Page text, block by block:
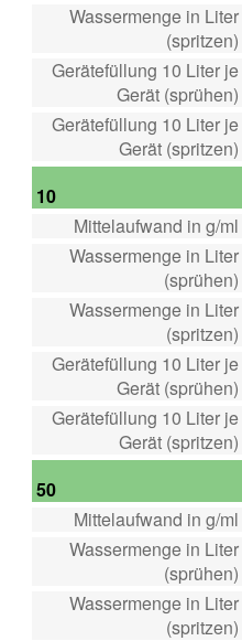
Wassermenge in Liter
(spritzen)
Gerätefüllung 10 Liter je
Gerät (sprühen)
Gerätefüllung 10 Liter je
Gerät (spritzen)
10
Mittelaufwand in g/ml
Wassermenge in Liter
(sprühen)
Wassermenge in Liter
(spritzen)
Gerätefüllung 10 Liter je
Gerät (sprühen)
Gerätefüllung 10 Liter je
Gerät (spritzen)
50
Mittelaufwand in g/ml
Wassermenge in Liter
(sprühen)
Wassermenge in Liter
(spritzen)